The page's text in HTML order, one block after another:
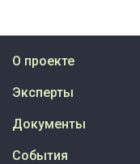
О проекте
Эксперты
Документы
События